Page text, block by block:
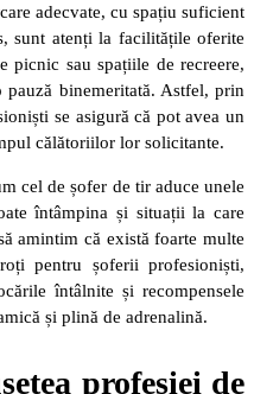
adecvate, cu spațiu suficient
sunt atenți la facilitățile oferite
picnic sau spațiile de recreere,
binemeritată. Astfel, prin
se asigură că pot avea un
călătoriilor lor solicitante.
cel de șofer de tir aduce unele
întâmpina și situații la care
amintim că există foarte multe
pentru șoferii profesioniști,
întâlnite și recompensele
și plină de adrenalină.
profesiei de